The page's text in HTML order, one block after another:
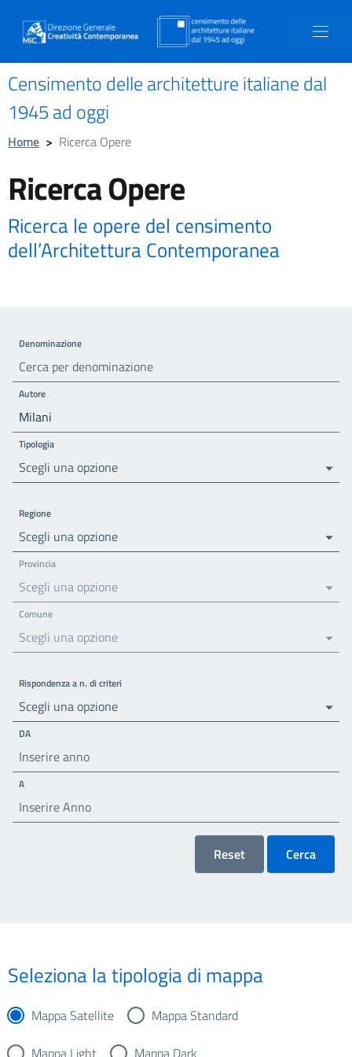
Censimento delle architetture italiane dal
1945 ad oggi
Home > Ricerca Opere
Ricerca Opere
Ricerca le opere del censimento
dell’Architettura Contemporanea
Denominazione
Autore
Tipologia
Scegli una opzione
Regione
Scegli una opzione
Provincia
Scegli una opzione
Comune
Scegli una opzione
Rispondenza a n. di criteri
Scegli una opzione
DA
A
Reset Cerca
Seleziona la tipologia di mappa
Mappa Satellite
Mappa Standard
Mappa Light
Mappa Dark